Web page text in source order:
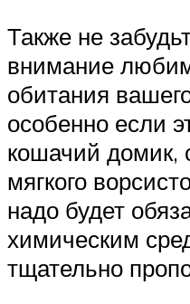
Также не
внимание
обитания
особенно если
кошачий домик,
мягкого
надо будет
химическим
тщательно